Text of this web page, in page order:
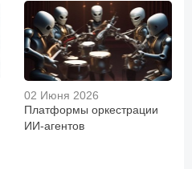
02 Июня 2026
Платформы оркестрации
ИИ-агентов